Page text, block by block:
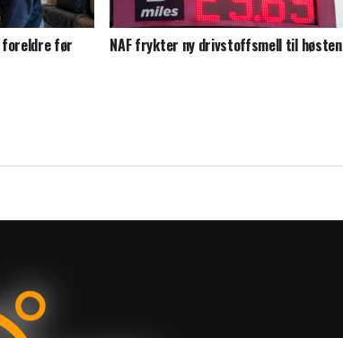
foreldre før NAF frykter ny drivstoffsmell til høsten